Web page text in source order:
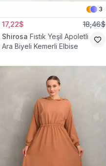
3
17,22$ 18,46$
Shirosa Fıstık Yeşil Apoletli
Ara Biyeli Kemerli Elbise